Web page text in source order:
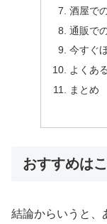
酒屋で
通販で
今すぐ
よくあ
まとめ
おすすめは
結論からいうと、